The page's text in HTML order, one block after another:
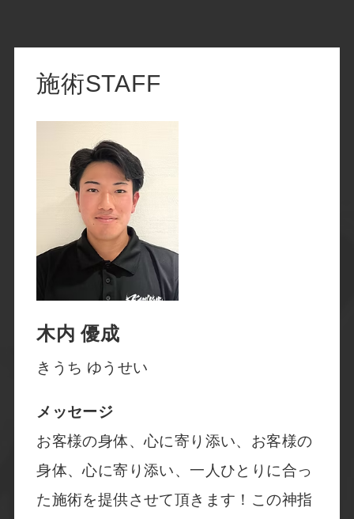
施術STAFF
木内 優成
きうち ゆうせい
メッセージ
​お客様の身体、心に寄り添い、​お客様の
身体、心に寄り添い、一人ひとりに合っ
た施術を提供させて頂きます！この神指